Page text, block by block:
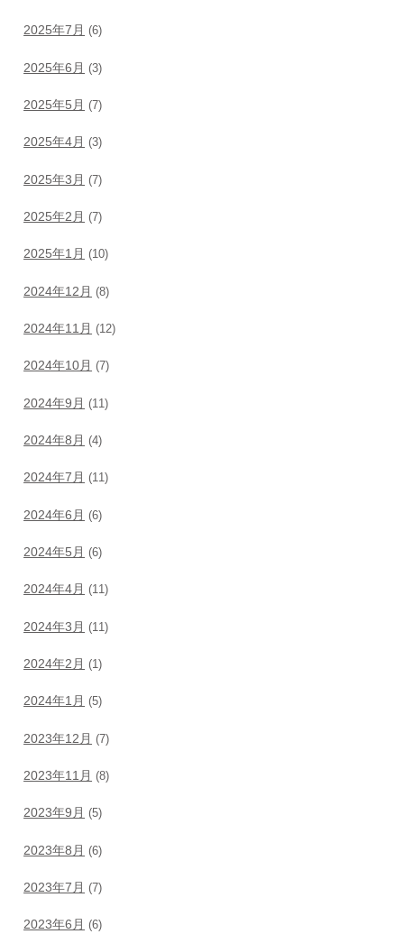
2025年7月 (6)
2025年6月 (3)
2025年5月 (7)
2025年4月 (3)
2025年3月 (7)
2025年2月 (7)
2025年1月 (10)
2024年12月 (8)
2024年11月 (12)
2024年10月 (7)
2024年9月 (11)
2024年8月 (4)
2024年7月 (11)
2024年6月 (6)
2024年5月 (6)
2024年4月 (11)
2024年3月 (11)
2024年2月 (1)
2024年1月 (5)
2023年12月 (7)
2023年11月 (8)
2023年9月 (5)
2023年8月 (6)
2023年7月 (7)
2023年6月 (6)